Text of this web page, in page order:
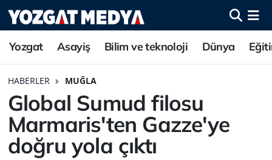
Yozgat Asayiş Bilim ve teknoloji Dünya
HABERLER MUĞLA
Global Sumud filosu
Marmaris'ten Gazze'ye
doğru yola çıktı